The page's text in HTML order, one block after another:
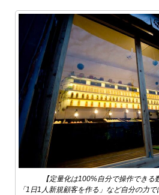
【定量化は100%自分で操作できる
「1日1人新規顧客を作る」など自分の力